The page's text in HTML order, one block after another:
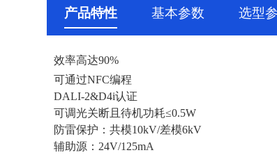
产品特性 基本参数 选型
效率高达90%
可通过NFC编程
DALI-2&D4i认证
可调光关断且待机功耗≤0.5W
防雷保护：共模10kV/差模6kV
辅助源：24V/125mA